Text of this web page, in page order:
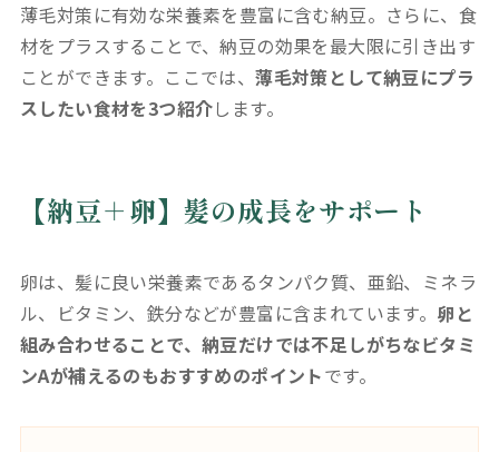
薄毛対策に有効な栄養素を豊富に含む納豆。さらに、食
材をプラスすることで、納豆の効果を最大限に引き出す
ことができます。ここでは、薄毛対策として納豆にプラ
スしたい食材を3つ紹介します。
【納豆＋卵】髪の成長をサポート
卵は、髪に良い栄養素であるタンパク質、亜鉛、ミネラ
ル、ビタミン、鉄分などが豊富に含まれています。 卵と
組み合わせることで、納豆だけでは不足しがちなビタミ
ンAが補えるのもおすすめのポイントです。